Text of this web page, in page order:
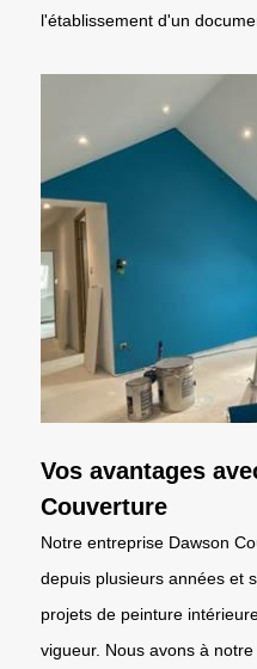
l'établissement d'un
Vos avantages
Couverture
Notre entreprise Dawson
depuis plusieurs années et
projets de peinture
vigueur. Nous avons à